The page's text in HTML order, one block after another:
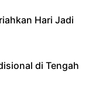
Hari Jadi
di Tengah